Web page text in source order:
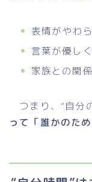
表情がやわ
言葉が優し
家族との関
つまり、“自分
って「誰かのた